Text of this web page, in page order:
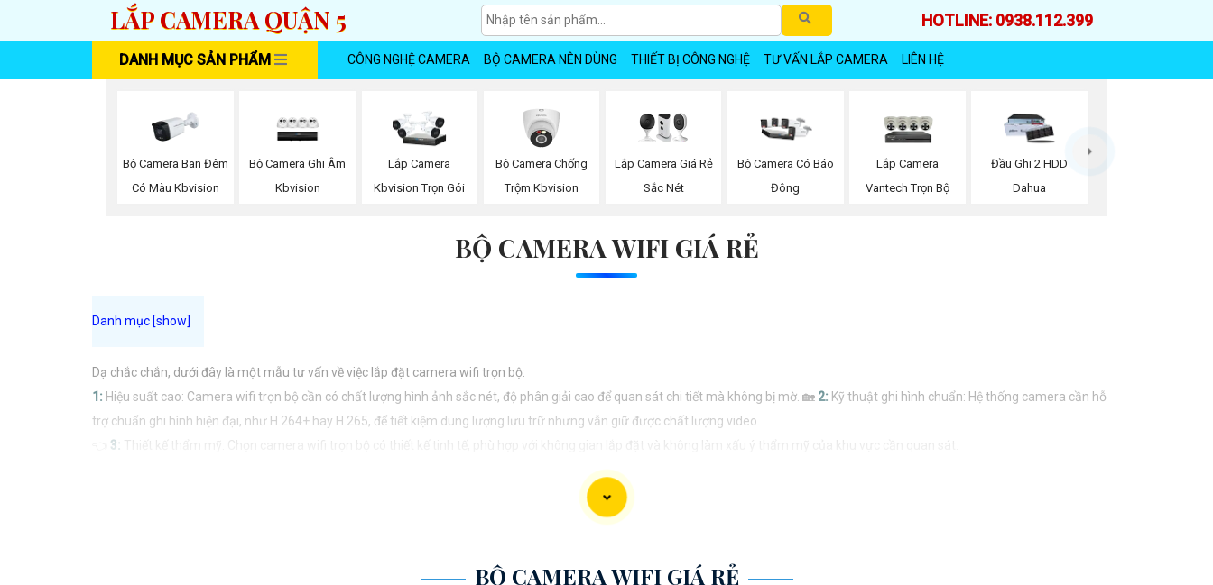
LẮP CAMERA QUẬN 5 HOTLINE: 0938.112.399
DANH MỤC SẢN PHẨM CÔNG NGHỆ CAMERA BỘ CAMERA NÊN DÙNG THIẾT BỊ CÔNG NGHỆ TƯ VẤN LẮP CAMERA LIÊN HỆ
Bộ Camera Ban Đêm
Có Màu Kbvision
Bộ Camera Ghi Âm
Kbvision
Lắp Camera
Kbvision Trọn Gói
Bộ Camera Chống
Trộm Kbvision
Lắp Camera Giá Rẻ
Sắc Nét
Bộ Camera Có Báo
Đông
Lắp Camera
Vantech Trọn Bộ
Đầu Ghi 2 HDD
Dahua
BỘ CAMERA WIFI GIÁ RẺ
Dạ chắc chắn, dưới đây là một mẫu tư vấn về việc lắp đặt camera wifi trọn bộ:
1: Hiệu suất cao: Camera wifi trọn bộ cần có chất lượng hình ảnh sắc nét, độ phân giải cao để quan sát chi tiết mà không bị mờ. 🏡 2: Kỹ thuật ghi hình chuẩn: Hệ thống camera cần hỗ
trợ chuẩn ghi hình hiện đại, như H.264+ hay H.265, để tiết kiệm dung lượng lưu trữ nhưng vẫn giữ được chất lượng video.
3: Thiết kế thẩm mỹ: Chọn camera wifi trọn bộ có thiết kế tinh tế, phù hợp với không gian lắp đặt và không làm xấu ý thẩm mỹ của khu vực cần quan sát.
Hệ thống lưu trữ đám mây: Lựa chọn các loại camera có hệ thống lưu trữ đám mây sẽ giúp bạn dễ dàng truy cập và quản lý hình ảnh từ xa thông qua ứng dụng di động.
Tính năng thông minh: Camera wifi trọn bộ nên có các tính năng thông minh như cảnh báo chuyển động, cảm biến hồng ngoại, đàm thoại 2 chiều để nâng cao khả năng giám sát.
Hy vọng những gợi ý trên sẽ giúp bạn chọn lựa được sản phẩm phù hợp để lắp đặt camera wifi trọn bộ. Nếu cần thêm thông tin hoặc hỗ trợ, bạn có thể đặt câu hỏi cụ thể hơn để Từng
BỘ CAMERA WIFI GIÁ RẺ